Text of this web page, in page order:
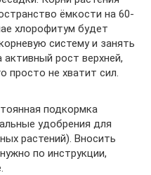
ёмкости на 60-
хлорофитум будет
систему и занять
рост верхней,
просто не хватит сил.
подкормка
удобрения для
растений). Вносить
по инструкции,